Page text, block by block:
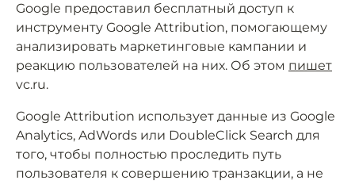
Google предоставил бесплатный доступ к
инструменту Google Attribution, помогающему
анализировать маркетинговые кампании и
реакцию пользователей на них. Об этом пишет
vc.ru.
Google Attribution использует данные из Google
Analytics, AdWords или DoubleClick Search для
того, чтобы полностью проследить путь
пользователя к совершению транзакции, а не